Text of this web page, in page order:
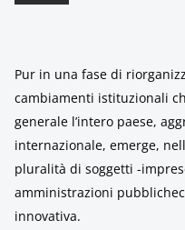
Pur in una fase di
cambiamenti istituzionali
generale l’intero paese,
internazionale, emerge,
pluralità di soggetti -
amministrazioni
innovativa.